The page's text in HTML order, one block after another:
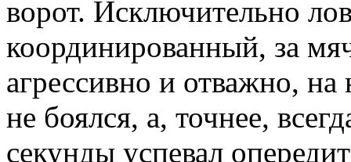
ворот. Исключительно
координированный, за
агрессивно и отважно, на
не боялся, а, точнее,
секунды успевал